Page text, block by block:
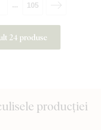
24 produse
... 105
producției